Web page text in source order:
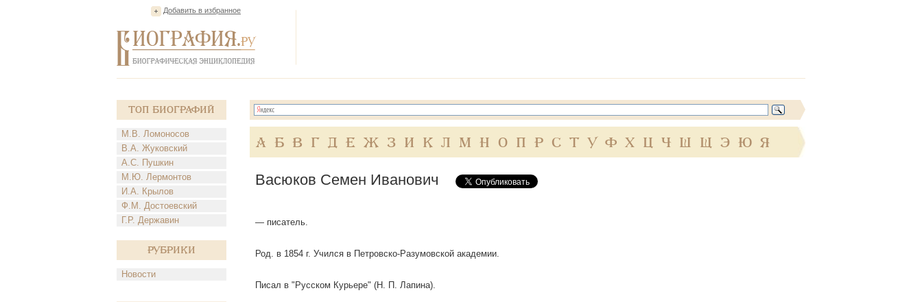
Добавить в избранное
Топ Биографий
М.В. Ломоносов
В.А. Жуковский
А.С. Пушкин
М.Ю. Лермонтов
И.А. Крылов
Ф.М. Достоевский
Г.Р. Державин
Рубрики
Новости
А Б В Г Д Е Ж З И К Л М Н О П Р С Т У Ф Х Ц Ч Ш Щ Э Ю Я
Васюков Семен Иванович
— писатель.
Род. в 1854 г. Учился в Петровско-Разумовской академии.
Писал в "Русском Курьере" (Н. П. Лапина).